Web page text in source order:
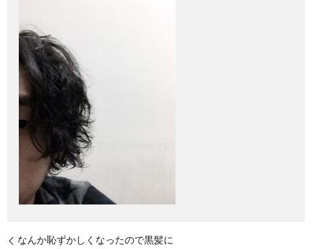
なんか恥ずかしくなったので黒髪に